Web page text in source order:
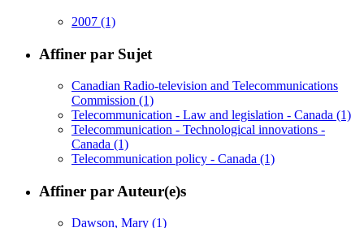
2007 (1)
Affiner par Sujet
Canadian Radio-television and Telecommunications
Commission (1)
Telecommunication - Law and legislation - Canada (1)
Telecommunication - Technological innovations -
Canada (1)
Telecommunication policy - Canada (1)
Affiner par Auteur(e)s
Dawson, Mary (1)